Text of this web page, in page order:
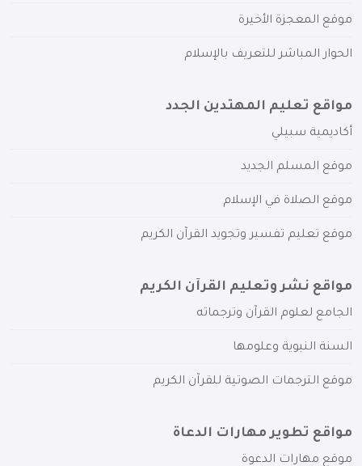
موقع المعجزة الأخيرة
الحوار المباشر للتعريف بالإسلام
مواقع تعليم المهتدين الجدد
أكاديمية سبيلي
موقع المسلم الجديد
موقع الصلاة في الإسلام
موقع تعليم تفسير وتجويد القرآن الكريم
مواقع نشر وتعليم القرآن الكريم
الجامع لعلوم القرآن وترجماته
السنة النبوية وعلومها
موقع الترجمات الصوتية للقرآن الكريم
مواقع تطوير مهارات الدعاة
موقع مهارات الدعوة